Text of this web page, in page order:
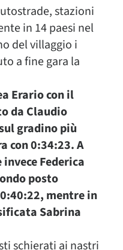
stazioni
in 14 paesi nel
del villaggio i
a fine gara la
Erario con il
da Claudio
gradino più
con 0:34:23. A
Federica
posto
mentre in
Sabrina
schierati ai nastri